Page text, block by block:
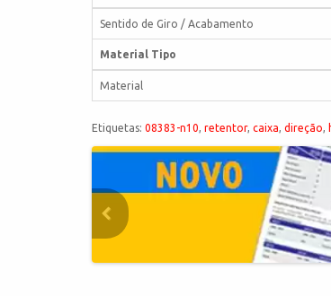
Sentido de Giro / Acabamento
Material Tipo
Material
Etiquetas: 08383-n10, retentor, caixa, direção,